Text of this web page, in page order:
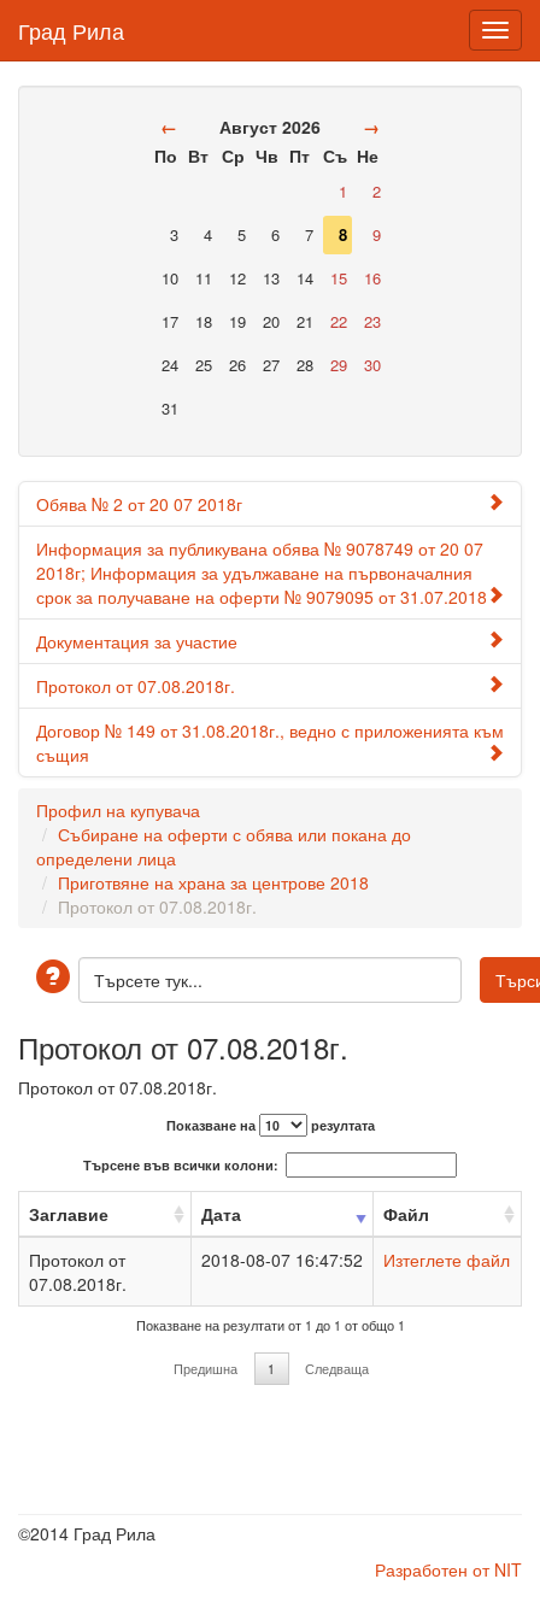
Град Рила
← Август 2026
→
По Вт Ср Чв Пт Съ Не
1
2
3
4 5 6 7 8
9
10
11 12 13 14 15
16
17
18 19 20 21 22
23
24
25 26 27 28 29
30
31
Обява № 2 от 20 07 2018г
Информация за публикувана обява № 9078749 от 20 07
2018г; Информация за удължаване на първоначалния
срок за получаване на оферти № 9079095 от 31.07.2018
Документация за участие
Протокол от 07.08.2018г.
Договор № 149 от 31.08.2018г., ведно с приложенията към
същия
Профил на купувача
Събиране на оферти с обява или покана до
определени лица
Приготвяне на храна за центрове 2018
Протокол от 07.08.2018г.
Протокол от 07.08.2018г.
Протокол от 07.08.2018г.
Показване на резултата
Търсене във всички колони:
Заглавие Дата
Файл
Протокол от
07.08.2018г.
2018-08-07 16:47:52 Изтеглете файл
Показване на резултати от 1 до 1 от общо 1
Предишна 1 Следваща
©2014 Град Рила
Разработен от NIT